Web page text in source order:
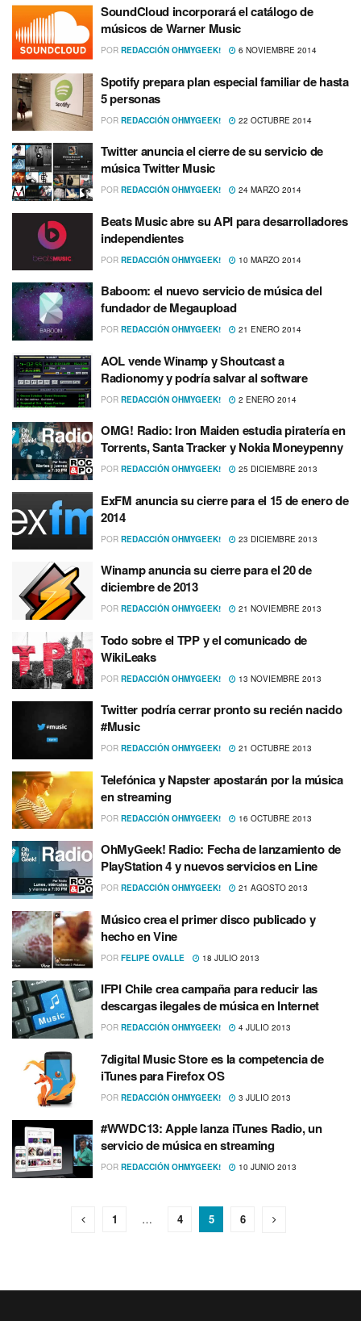
SoundCloud incorporará el catálogo de
músicos de Warner Music
POR REDACCIÓN OHMYGEEK! 6 NOVIEMBRE 2014
Spotify prepara plan especial familiar de hasta
5 personas
POR REDACCIÓN OHMYGEEK! 22 OCTUBRE 2014
Twitter anuncia el cierre de su servicio de
música Twitter Music
POR REDACCIÓN OHMYGEEK! 24 MARZO 2014
Beats Music abre su API para desarrolladores
independientes
POR REDACCIÓN OHMYGEEK! 10 MARZO 2014
Baboom: el nuevo servicio de música del
fundador de Megaupload
POR REDACCIÓN OHMYGEEK! 21 ENERO 2014
AOL vende Winamp y Shoutcast a
Radionomy y podrí­a salvar al software
POR REDACCIÓN OHMYGEEK! 2 ENERO 2014
OMG! Radio: Iron Maiden estudia piraterí­a en
Torrents, Santa Tracker y Nokia Moneypenny
POR REDACCIÓN OHMYGEEK! 25 DICIEMBRE 2013
ExFM anuncia su cierre para el 15 de enero de
2014
POR REDACCIÓN OHMYGEEK! 23 DICIEMBRE 2013
Winamp anuncia su cierre para el 20 de
diciembre de 2013
POR REDACCIÓN OHMYGEEK! 21 NOVIEMBRE 2013
Todo sobre el TPP y el comunicado de
WikiLeaks
POR REDACCIÓN OHMYGEEK! 13 NOVIEMBRE 2013
Twitter podrí­a cerrar pronto su recién nacido
#Music
POR REDACCIÓN OHMYGEEK! 21 OCTUBRE 2013
Telefónica y Napster apostarán por la música
en streaming
POR REDACCIÓN OHMYGEEK! 16 OCTUBRE 2013
OhMyGeek! Radio: Fecha de lanzamiento de
PlayStation 4 y nuevos servicios en Line
POR REDACCIÓN OHMYGEEK! 21 AGOSTO 2013
Músico crea el primer disco publicado y
hecho en Vine
POR FELIPE OVALLE 18 JULIO 2013
IFPI Chile crea campaña para reducir las
descargas ilegales de música en Internet
POR REDACCIÓN OHMYGEEK! 4 JULIO 2013
7digital Music Store es la competencia de
iTunes para Firefox OS
POR REDACCIÓN OHMYGEEK! 3 JULIO 2013
#WWDC13: Apple lanza iTunes Radio, un
servicio de música en streaming
POR REDACCIÓN OHMYGEEK! 10 JUNIO 2013
1 … 4 5 6